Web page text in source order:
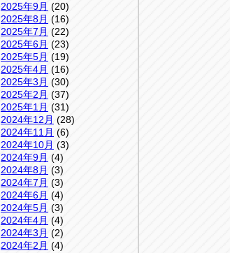
2025年9月 (20)
2025年8月 (16)
2025年7月 (22)
2025年6月 (23)
2025年5月 (19)
2025年4月 (16)
2025年3月 (30)
2025年2月 (37)
2025年1月 (31)
2024年12月 (28)
2024年11月 (6)
2024年10月 (3)
2024年9月 (4)
2024年8月 (3)
2024年7月 (3)
2024年6月 (4)
2024年5月 (3)
2024年4月 (4)
2024年3月 (2)
2024年2月 (4)